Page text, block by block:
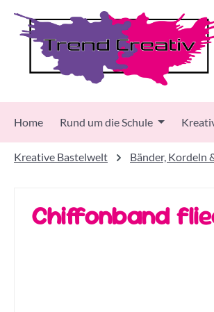
Hauptinhalt springen
Zur Suche springen
Zur Hauptnavigation springen
Home Rund um die Schule
Kreative Bastelwelt Bänder, Kordeln
Chiffonband